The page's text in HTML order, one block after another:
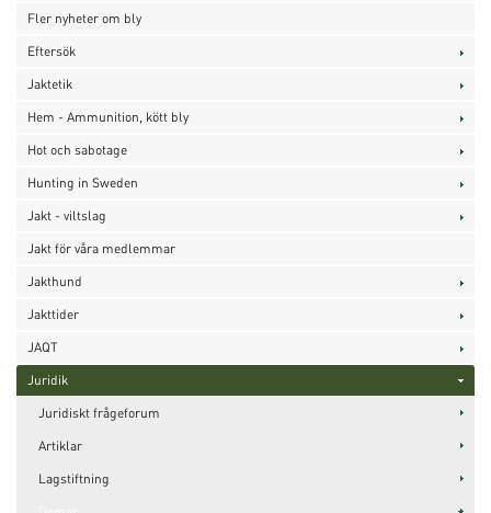
Fler nyheter om bly
Eftersök
Jaktetik
Hem - Ammunition, kött bly
Hot och sabotage
Hunting in Sweden
Jakt - viltslag
Jakt för våra medlemmar
Jakthund
Jakttider
JAQT
Juridik
Juridiskt frågeforum
Artiklar
Lagstiftning